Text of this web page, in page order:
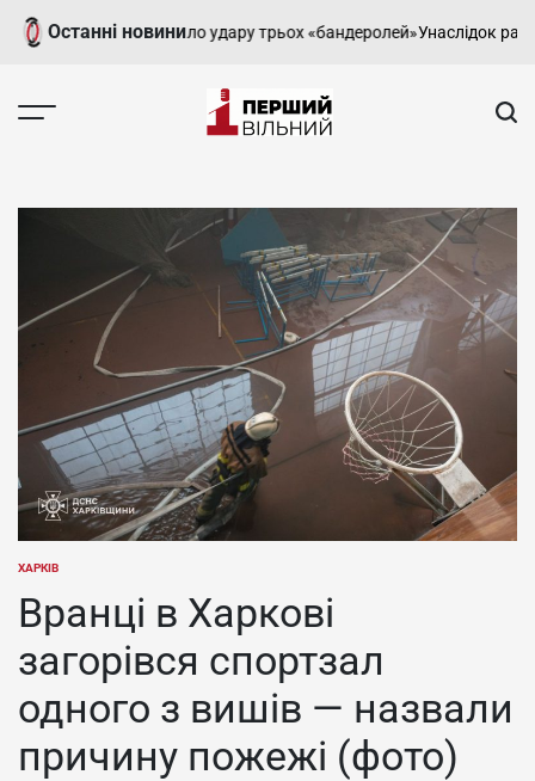
Перейти
Останні новини
місто зазнало удару трьох «бандеролей»Унаслідок
-
харківський,
новини
Харкова
та
області
ОПУБЛІКУВАТИ
ХАРКІВ
Вранці в Харкові
загорівся спортзал
одного з вишів — назвали
причину пожежі (фото)